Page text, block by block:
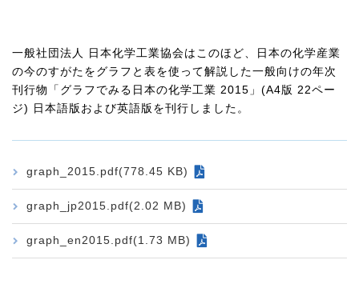
一般社団法人 日本化学工業協会はこのほど、日本の化学産業
の今のすがたをグラフと表を使って解説した一般向けの年次
刊行物「グラフでみる日本の化学工業 2015」(A4版 22ペー
ジ) 日本語版および英語版を刊行しました。
graph_2015.pdf(778.45 KB)
graph_jp2015.pdf(2.02 MB)
graph_en2015.pdf(1.73 MB)